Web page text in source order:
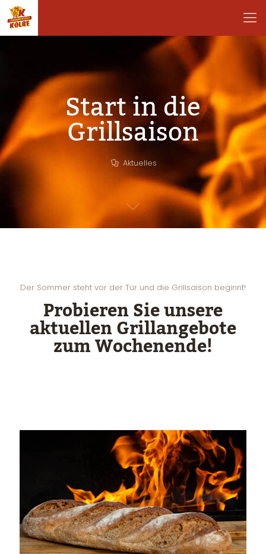
Start in die
Grillsaison
Aktuelles
Der Sommer steht vor der Tür und die Grillsaison beginnt!
Probieren Sie unsere
aktuellen Grillangebote
zum Wochenende!